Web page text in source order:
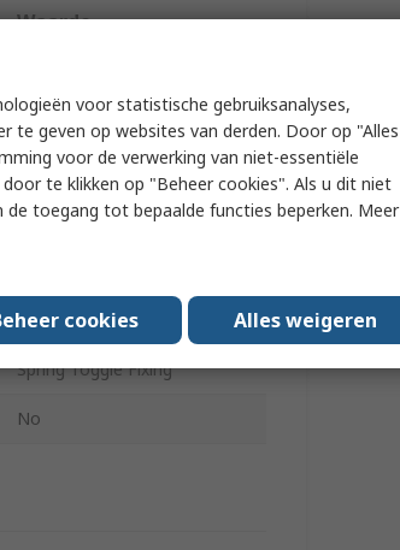
Waarde
Spring Toggle Fixings
18mm
45mm
Metal
Spring Toggle Fixing
No
voor statistische gebruiksanalyses,
te geven op websites van derden. Door op "Alles
voor de verwerking van niet-essentiële
te klikken op "Beheer cookies". Als u dit niet
toegang tot bepaalde functies beperken. Meer
cookies Alles weigeren